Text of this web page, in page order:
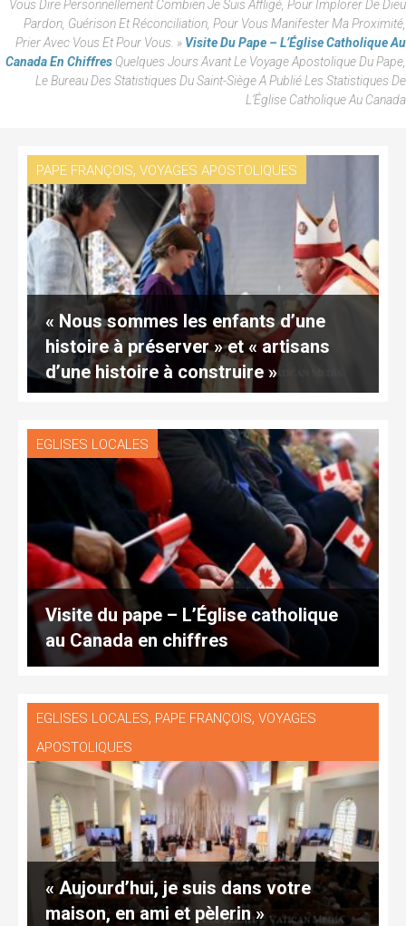
Vous Dire Personnellement Combien Je Suis Affligé, Pour Implorer De Dieu
Pardon, Guérison Et Réconciliation, Pour Vous Manifester Ma Proximité,
Prier Avec Vous Et Pour Vous. » Visite Du Pape – L’Église Catholique Au
Canada En Chiffres Quelques Jours Avant Le Voyage Apostolique Du Pape,
Le Bureau Des Statistiques Du Saint-Siège A Publié Les Statistiques De
L’Église Catholique Au Canada
PAPE FRANÇOIS, VOYAGES APOSTOLIQUES
« Nous sommes les enfants d’une
histoire à préserver » et « artisans
d’une histoire à construire »
EGLISES LOCALES
Visite du pape – L’Église catholique
au Canada en chiffres
EGLISES LOCALES, PAPE FRANÇOIS, VOYAGES
APOSTOLIQUES
« Aujourd’hui, je suis dans votre
maison, en ami et pèlerin »